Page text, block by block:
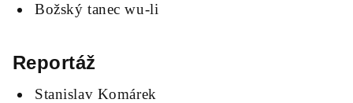
Božský tanec wu-li
Reportáž
Stanislav Komárek